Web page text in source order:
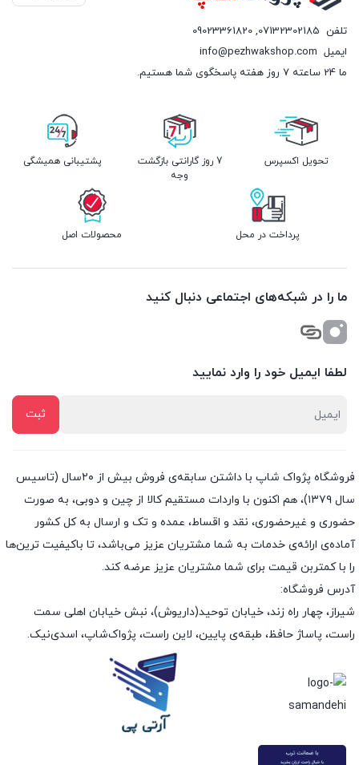
تلفن 07132302185
,
09023361820
ایمیل info@pezhwakshop.com
ما 24 ساعته 7 روز هفته پاسخگوی شما هستیم.
تحویل اکسپرس
7 روز گارانتی بازگشت
وجه
پشتیبانی همیشگی
پرداخت در محل محصولات اصل
ما را در شبکه‌های اجتماعی دنبال کنید
لطفا ایمیل خود را وارد نمایید
فروشگاه پژواک شاپ با داشتن سابقه‌ی فروش بیش از ۲۰سال (تاسیس
سال ۱۳۷۹)، هم اکنون با واردات مستقیم کالا از چین و دوبی، به صورت
حضوری و غیرحضوری، نقد و اقساط، عمده و تک و ارسال به کل کشور
آماده‌ی ارائه‌ی خدمات به شما مشتریان عزیز می‌باشد، تا باکیفیت ترین‌ها
را با کمتربن قیمت برای شما مشتریان عزیز عرضه کند.
آدرس فروشگاه:
شیراز، چهار راه زند، خیابان توحید(داریوش)، نبش خیابان اهلی سمت
راست، پاساژ حافظ، طبقه‌ی پایین، لاین راست، پژواک‌شاپ، اسدی‌نیک.